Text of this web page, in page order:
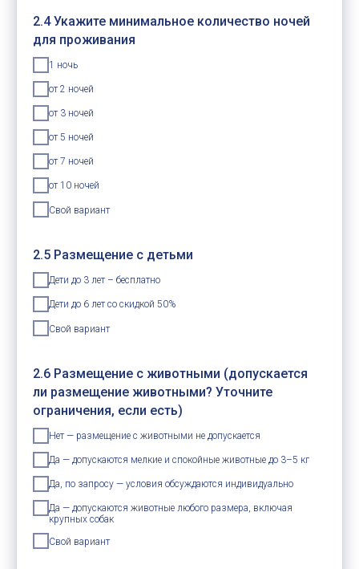
2.4 Укажите минимальное количество ночей
для проживания
1 ночь
от 2 ночей
от 3 ночей
от 5 ночей
от 7 ночей
от 10 ночей
Свой вариант
2.5 Размещение с детьми
Дети до 3 лет – бесплатно
Дети до 6 лет со скидкой 50%
Свой вариант
2.6 Размещение с животными (допускается
ли размещение животными? Уточните
ограничения, если есть)
Нет — размещение с животными не допускается
Да — допускаются мелкие и спокойные животные до 3–5 кг
Да, по запросу — условия обсуждаются индивидуально
Да — допускаются животные любого размера, включая
крупных собак
Свой вариант